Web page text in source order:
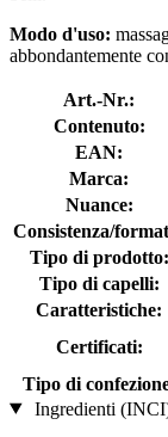
Modo d'uso:
abbondantemente
Art.-Nr.:
Contenuto:
EAN:
Marca:
Nuance:
Consistenza/
Tipo di prodotto:
Tipo di capelli:
Caratteristiche:
Certificati:
Tipo di
Ingredienti